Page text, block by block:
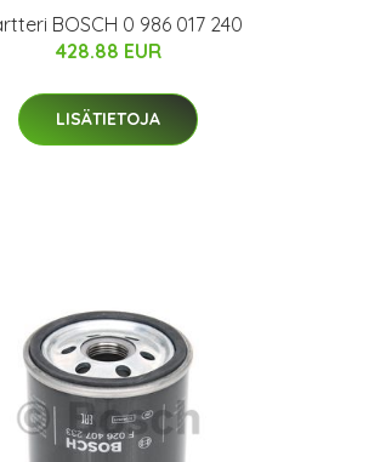
BOSCH 0 986 017 240
428.88 EUR
LISÄTIETOJA